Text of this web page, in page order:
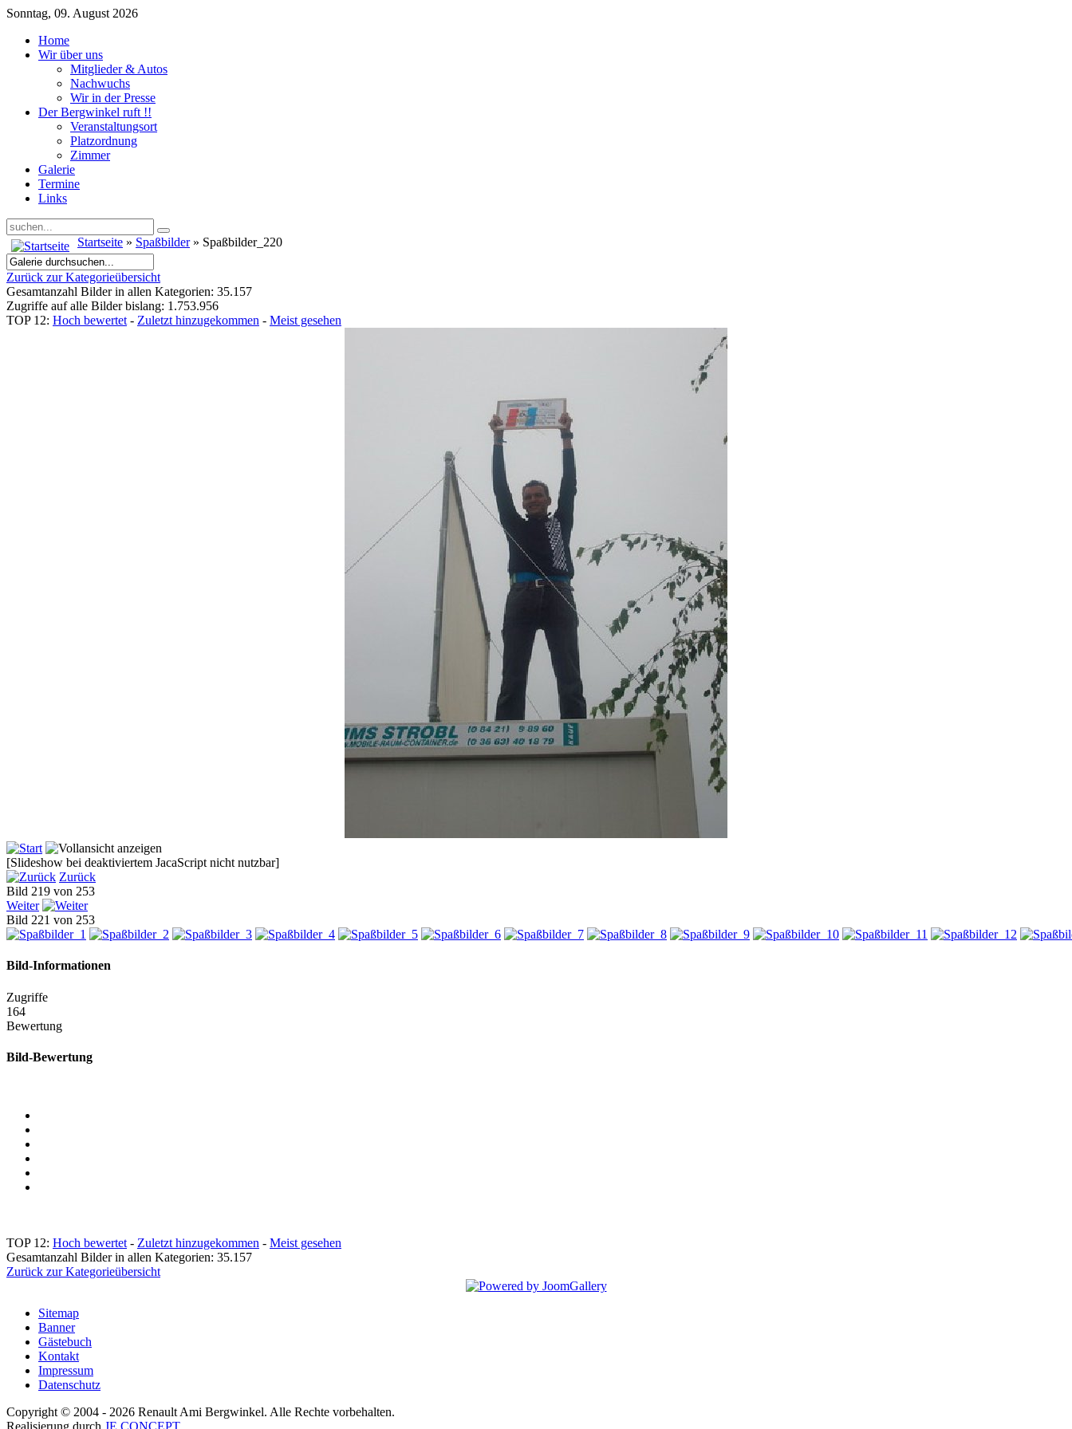
Sonntag, 09. August 2026
Home
Wir über uns
Mitglieder & Autos
Nachwuchs
Wir in der Presse
Der Bergwinkel ruft !!
Veranstaltungsort
Platzordnung
Zimmer
Galerie
Termine
Links
Startseite » Spaßbilder» Spaßbilder_220
Zurück zur Kategorieübersicht
Gesamtanzahl Bilder in allen Kategorien: 35.157
Zugriffe auf alle Bilder bislang: 1.753.956
TOP 12: Hoch bewertet - Zuletzt hinzugekommen - Meist gesehen
[Slideshow bei deaktiviertem JacaScript nicht nutzbar]
Zurück
Bild 219 von 253
Weiter
Bild 221 von 253
Bild-Informationen
Zugriffe
164
Bewertung
Bild-Bewertung
TOP 12: Hoch bewertet - Zuletzt hinzugekommen - Meist gesehen
Gesamtanzahl Bilder in allen Kategorien: 35.157
Zurück zur Kategorieübersicht
Sitemap
Banner
Gästebuch
Kontakt
Impressum
Datenschutz
Copyright © 2004 - 2026 Renault Ami Bergwinkel. Alle Rechte vorbehalten.
Realisierung durch JE CONCEPT